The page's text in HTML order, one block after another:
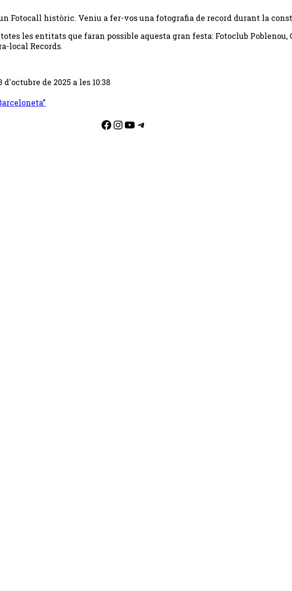
Fotocall històric. Veniu a fer-vos una fotografia de record durant la
les entitats que faran possible aquesta gran festa: Fotoclub Poblenou,
local Records.
d'octubre de 2025 a les 10:38
Facebook
Instagram
YouTube
Telegram